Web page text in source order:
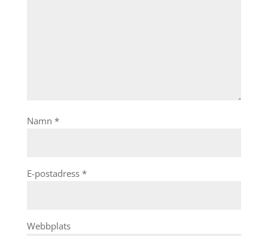
Namn *
E-postadress *
Webbplats